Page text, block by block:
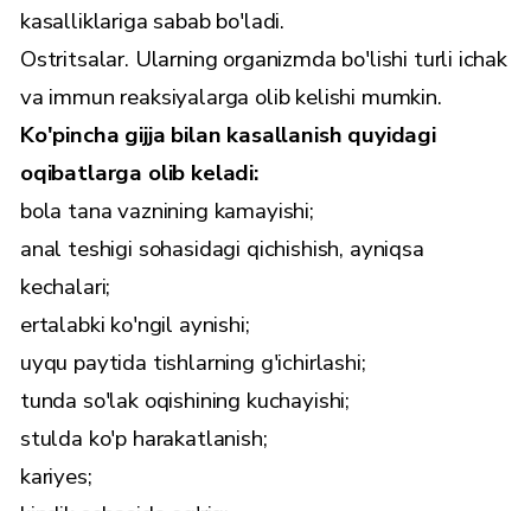
kasalliklariga sabab bo'ladi.
Ostritsalar. Ularning organizmda bo'lishi turli ichak
va immun reaksiyalarga olib kelishi mumkin.
Ko'pincha gijja bilan kasallanish quyidagi
oqibatlarga olib keladi:
bola tana vaznining kamayishi;
anal teshigi sohasidagi qichishish, ayniqsa
kechalari;
ertalabki ko'ngil aynishi;
uyqu paytida tishlarning g'ichirlashi;
tunda so'lak oqishining kuchayishi;
stulda ko'p harakatlanish;
kariyes;